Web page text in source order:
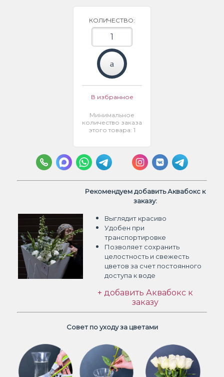
КОЛИЧЕСТВО:
В избранное
Минимальное
количество заказа
этого товара: 1
Рекомендуем добавить Аквабокс к
заказу:
Выглядит красиво
Удобен при
транспортировке
Позволяет сохранить
целостность и свежесть
цветов за счет постоянного
доступа к воде
+ добавить Аквабокс к
заказу
Совет по уходу за цветами